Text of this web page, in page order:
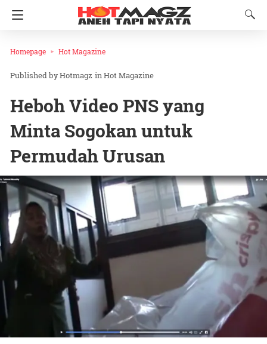
Homepage Hot Magazine
Hotmagz inHot Magazine
Heboh Video PNS yang
Minta Sogokan untuk
Permudah Urusan